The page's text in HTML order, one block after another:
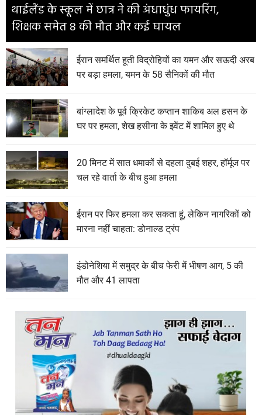
थाईलैंड के स्कूल में छात्र ने की अंधाधुंध फायरिंग,
शिक्षक समेत 8 की मौत और कई घायल
ईरान समर्थित हूती विद्रोहियों का यमन और सऊदी अरब
पर बड़ा हमला, यमन के 58 सैनिकों की मौत
बांग्लादेश के पूर्व क्रिकेट कप्तान शाकिब अल हसन के
घर पर हमला, शेख हसीना के इवेंट में शामिल हुए थे
20 मिनट में सात धमाकों से दहला दुबई शहर, हॉर्मूज पर
चल रहे वार्ता के बीच हुआ हमला
ईरान पर फिर हमला कर सकता हूं, लेकिन नागरिकों को
मारना नहीं चाहता: डोनाल्ड ट्रंप
इंडोनेशिया में समुद्र के बीच फेरी में भीषण आग, 5 की
मौत और 41 लापता